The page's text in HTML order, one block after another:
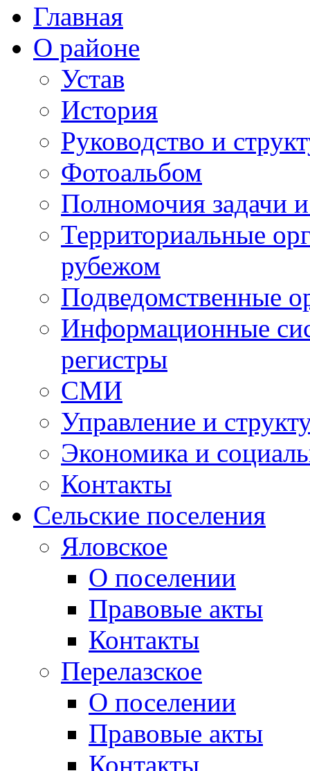
Главная
О районе
Устав
История
Руководство и
Фотоальбом
Полномочия задачи
Территориальные
рубежом
Подведомственные
Информационные
регистры
СМИ
Управление и
Экономика и
Контакты
Сельские поселения
Яловское
О поселении
Правовые акты
Контакты
Перелазское
О поселении
Правовые акты
Контакты